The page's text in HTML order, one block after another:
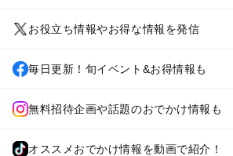
お役立ち情報やお得な情報を発信
毎日更新！旬イベント&お得情報も
無料招待企画や話題のおでかけ情報も
オススメおでかけ情報を動画で紹介！